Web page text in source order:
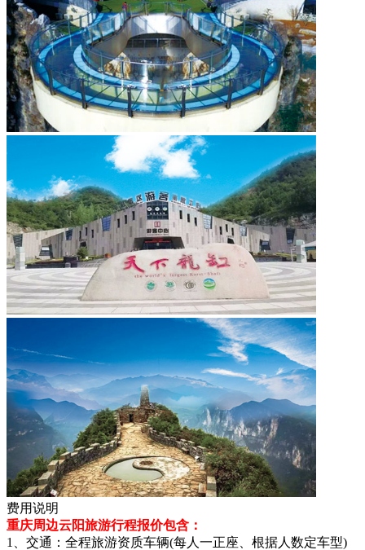
费用说明
重庆周边云阳旅游行程报价包含：
1、交通：全程旅游资质车辆(每人一正座、根据人数定车型)